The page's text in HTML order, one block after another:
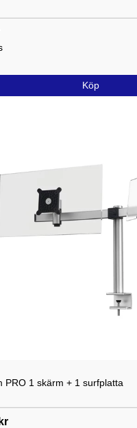
Köp
PRO 1 skärm + 1 surfplatta